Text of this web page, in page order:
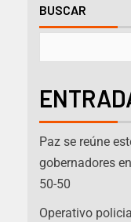
BUSCAR
Paz se reúne
gobernadores
50-50
Operativo